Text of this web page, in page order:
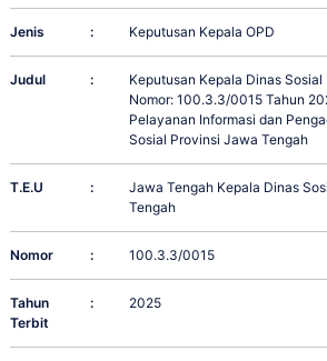
Jenis : Keputusan Kepala OPD
Judul :
Keputusan Kepala Dinas
Nomor: 100.3.3/0015 Tahun
Pelayanan Informasi dan
Sosial Provinsi Jawa Tengah
T.E.U :
Jawa Tengah Kepala Dinas
Tengah
Nomor : 100.3.3/0015
Tahun
Terbit
: 2025